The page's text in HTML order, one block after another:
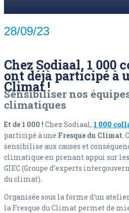
28/09/23
Chez Sodiaal, 1 000
ont déjà participé à
Climat !
Sensibiliser nos
climatiques
Et de 1 000 ! Chez Sodiaal, 1 000
participé à une Fresque du Climat .
sensibilise aux causes et
climatique en prenant appui sur
GIEC (Groupe d’experts
du climat).
Organisée sous la forme d’un
la Fresque du Climat permet de